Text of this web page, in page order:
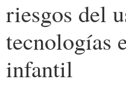
riesgos del
tecnologías
infantil